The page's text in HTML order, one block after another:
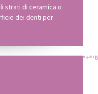
strati di ceramica o
dei denti per